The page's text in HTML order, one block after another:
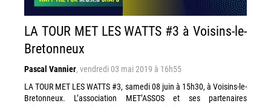
LA TOUR MET LES WATTS #3 à Voisins-le-
Bretonneux
Pascal Vannier, vendredi 03 mai 2019 à 16h55
LA TOUR MET LES WATTS #3, samedi 08 juin à 15h30, à Voisins-le-
Bretonneux. L’association MET’ASSOS et ses partenaires